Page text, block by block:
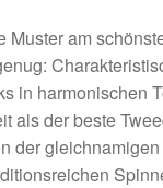
Muster am
in harmonischen
als der beste
der